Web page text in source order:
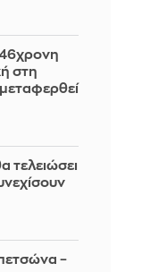
στη
τελειώσει
–